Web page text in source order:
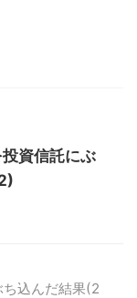
資信託にぶ
込んだ結果(2